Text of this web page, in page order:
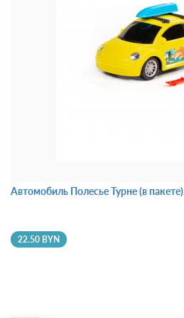
Автомобиль Полесье Турне (в пакете)
22.50 BYN